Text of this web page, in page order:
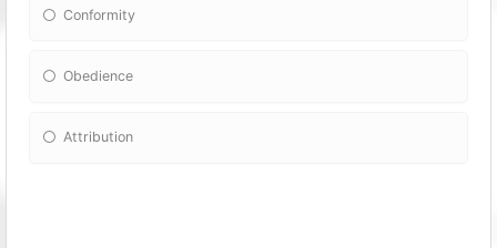
Conformity
Obedience
Attribution